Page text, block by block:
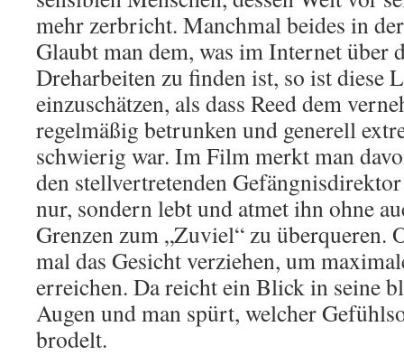
mehr zerbricht. Manchmal beides in
Glaubt man dem, was im Internet über
Dreharbeiten zu finden ist, so ist diese
einzuschätzen, als dass Reed dem
regelmäßig betrunken und generell
schwierig war. Im Film merkt man
den stellvertretenden
nur, sondern lebt und atmet ihn ohne
Grenzen zum „Zuviel“ zu überqueren.
mal das Gesicht verziehen, um
erreichen. Da reicht ein Blick in seine
Augen und man spürt, welcher
brodelt.